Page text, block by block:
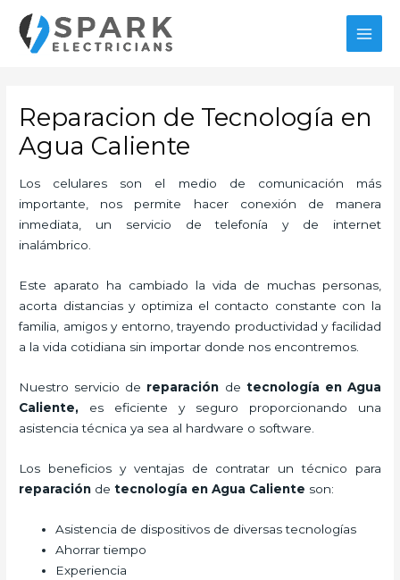
contenido
Reparacion de Tecnología en
Agua Caliente
Los celulares son el medio de comunicación más
importante, nos permite hacer conexión de manera
inmediata, un servicio de telefonía y de internet
inalámbrico.
Este aparato ha cambiado la vida de muchas personas,
acorta distancias y optimiza el contacto constante con la
familia, amigos y entorno, trayendo productividad y facilidad
a la vida cotidiana sin importar donde nos encontremos.
Nuestro servicio de reparación de tecnología en Agua
Caliente, es eficiente y seguro proporcionando una
asistencia técnica ya sea al hardware o software.
Los beneficios y ventajas de contratar un técnico para
reparación detecnología en Agua Caliente son:
Asistencia de dispositivos de diversas tecnologías
Ahorrar tiempo
Experiencia